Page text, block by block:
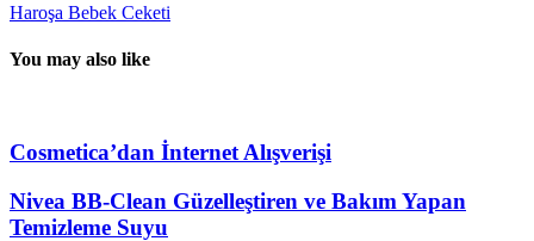
Haroşa Bebek Ceketi
You may also like
Cosmetica’dan İnternet Alışverişi
Nivea BB-Clean Güzelleştiren ve Bakım Yapan
Temizleme Suyu